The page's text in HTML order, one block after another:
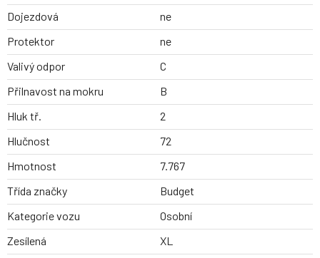
Dojezdová
ne
Protektor
ne
Valivý odpor
C
Přilnavost na mokru
B
Hluk tř.
2
Hlučnost
72
Hmotnost
7.767
Třída značky
Budget
Kategorie vozu
Osobní
Zesílená
XL